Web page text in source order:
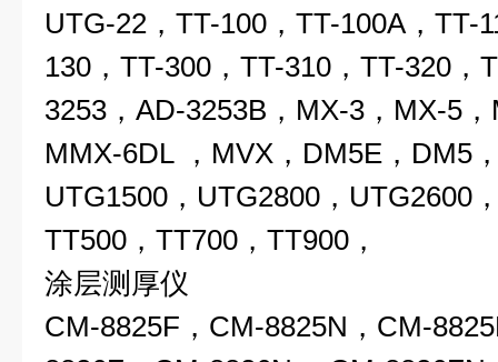
UTG-22，TT-100，TT-100A，TT-
130，TT-300，TT-310，TT-320，
3253，AD-3253B，MX-3，MX-5
MMX-6DL ，MVX，DM5E，DM5
UTG1500，UTG2800，UTG2600
TT500，TT700，TT900，
涂层测厚仪
CM-8825F，CM-8825N，CM-